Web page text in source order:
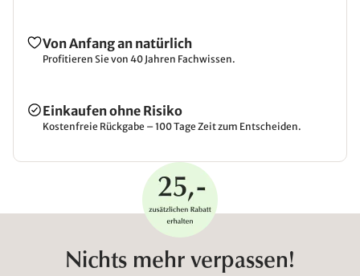
Von Anfang an natürlich
Profitieren Sie von 40 Jahren Fachwissen.
Einkaufen ohne Risiko
Kostenfreie Rückgabe – 100 Tage Zeit zum Entscheiden.
Nichts mehr verpassen!